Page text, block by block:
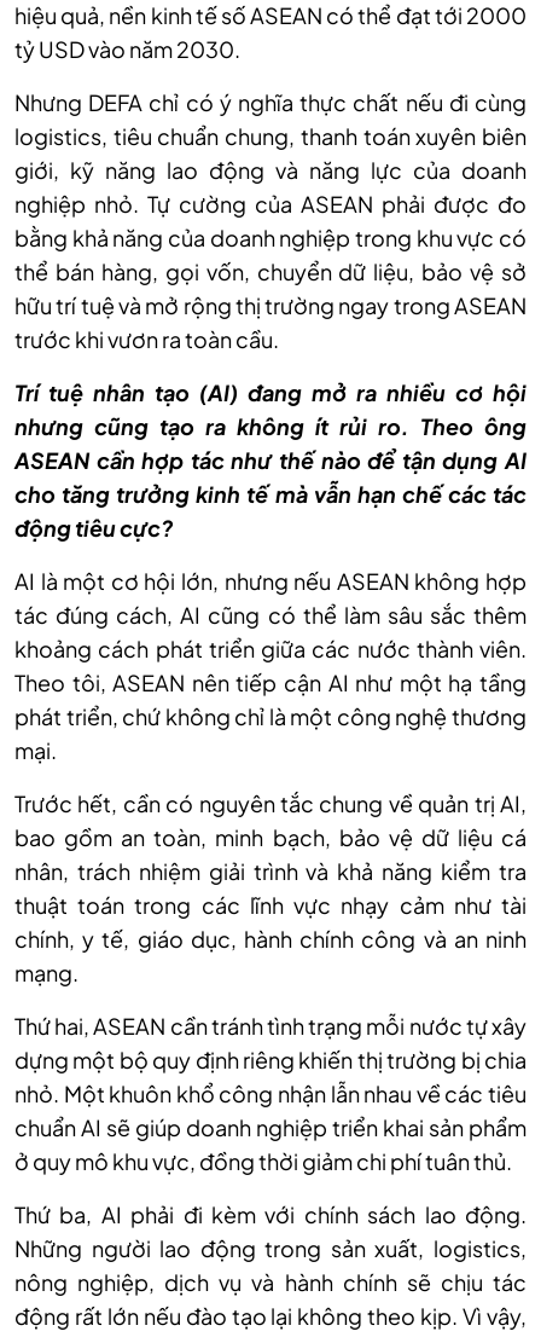
hiệu quả, nền kinh tế số ASEAN có thể đạt tới 2000
tỷ USD vào năm 2030.
Nhưng DEFA chỉ có ý nghĩa thực chất nếu đi cùng
logistics, tiêu chuẩn chung, thanh toán xuyên biên
giới, kỹ năng lao động và năng lực của doanh
nghiệp nhỏ. Tự cường của ASEAN phải được đo
bằng khả năng của doanh nghiệp trong khu vực có
thể bán hàng, gọi vốn, chuyển dữ liệu, bảo vệ sở
hữu trí tuệ và mở rộng thị trường ngay trong ASEAN
trước khi vươn ra toàn cầu.
Trí tuệ nhân tạo (AI) đang mở ra nhiều cơ hội
nhưng cũng tạo ra không ít rủi ro. Theo ông
ASEAN cần hợp tác như thế nào để tận dụng AI
cho tăng trưởng kinh tế mà vẫn hạn chế các tác
động tiêu cực?
AI là một cơ hội lớn, nhưng nếu ASEAN không hợp
tác đúng cách, AI cũng có thể làm sâu sắc thêm
khoảng cách phát triển giữa các nước thành viên.
Theo tôi, ASEAN nên tiếp cận AI như một hạ tầng
phát triển, chứ không chỉ là một công nghệ thương
mại.
Trước hết, cần có nguyên tắc chung về quản trị AI,
bao gồm an toàn, minh bạch, bảo vệ dữ liệu cá
nhân, trách nhiệm giải trình và khả năng kiểm tra
thuật toán trong các lĩnh vực nhạy cảm như tài
chính, y tế, giáo dục, hành chính công và an ninh
mạng.
Thứ hai, ASEAN cần tránh tình trạng mỗi nước tự xây
dựng một bộ quy định riêng khiến thị trường bị chia
nhỏ. Một khuôn khổ công nhận lẫn nhau về các tiêu
chuẩn AI sẽ giúp doanh nghiệp triển khai sản phẩm
ở quy mô khu vực, đồng thời giảm chi phí tuân thủ.
Thứ ba, AI phải đi kèm với chính sách lao động.
Những người lao động trong sản xuất, logistics,
nông nghiệp, dịch vụ và hành chính sẽ chịu tác
động rất lớn nếu đào tạo lại không theo kịp. Vì vậy,